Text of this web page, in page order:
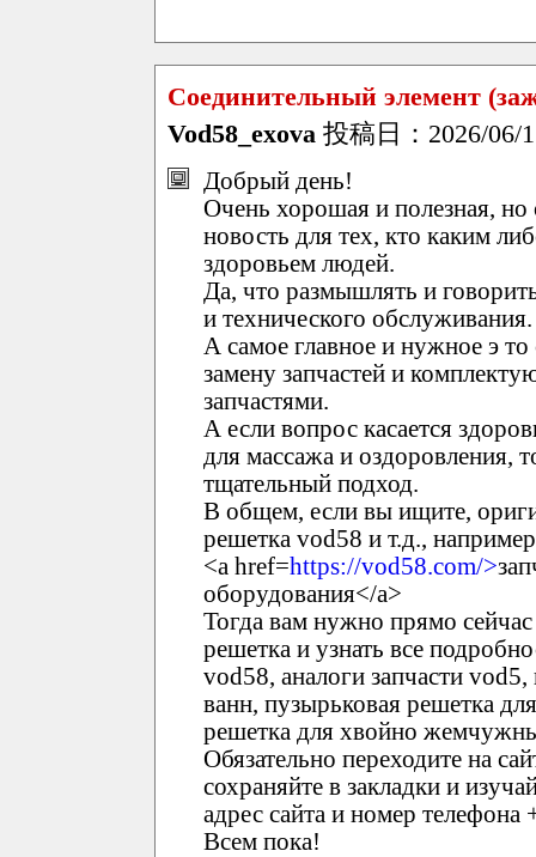
Соединительный элемент
Vod58_exova 投稿日：2026/06/
Добрый день!
Очень хорошая и полезная,
новость для тех, кто каким
здоровьем людей.
Да, что размышлять и
и технического обслуживания.
А самое главное и нужное э
замену запчастей и
запчастями.
А если вопрос касается
для массажа и оздоровления,
тщательный подход.
В общем, если вы ищите,
решетка vod58 и т.д.,
<a href=https://vod58.com/>
оборудования</a>
Тогда вам нужно прямо
решетка и узнать все
vod58, аналоги запчасти
ванн, пузырьковая решетка
решетка для хвойно
Обязательно переходите на
сохраняйте в закладки и
адрес сайта и номер
Всем пока!